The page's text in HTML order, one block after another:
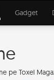
Gadget
pe Toxel